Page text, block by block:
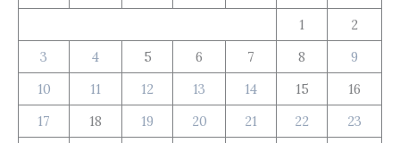
1
2
3
4 5 6 7 8
9
10
11 12 13 14 15
16
17
18 19 20 21 22
23